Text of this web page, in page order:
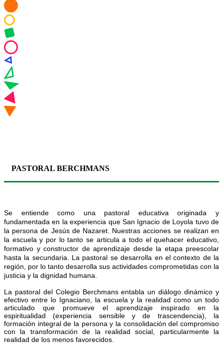
PASTORAL BERCHMANS
Se entiende como una pastoral educativa originada y
fundamentada en la experiencia que San Ignacio de Loyola tuvo de
la persona de Jesús de Nazaret. Nuestras acciones se realizan en
la escuela y por lo tanto se articula a todo el quehacer educativo,
formativo y constructor de aprendizaje desde la etapa preescolar
hasta la secundaria. La pastoral se desarrolla en el contexto de la
región, por lo tanto desarrolla sus actividades comprometidas con la
justicia y la dignidad humana.
La pastoral del Colegio Berchmans entabla un diálogo dinámico y
efectivo entre lo Ignaciano, la escuela y la realidad como un todo
articulado que promueve el aprendizaje inspirado en la
espiritualidad (experiencia sensible y de trascendencia), la
formación integral de la persona y la consolidación del compromiso
con la transformación de la realidad social, particularmente la
realidad de los menos favorecidos.